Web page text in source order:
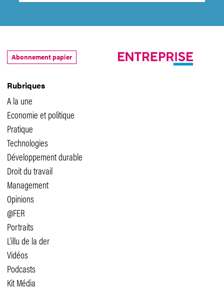
Rubriques
A la une
Economie et politique
Pratique
Technologies
Développement durable
Droit du travail
Management
Opinions
@FER
Portraits
L'illu de la der
Vidéos
Podcasts
Kit Média
Abonnement papier